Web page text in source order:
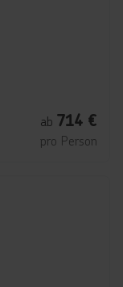
ab 714 €
pro Person